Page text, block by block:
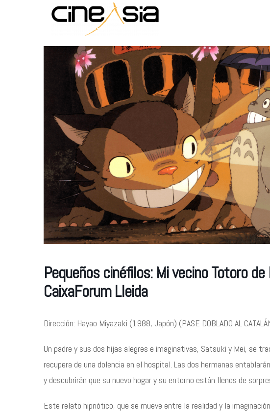
Pequeños cinéfilos: Mi vecino Totoro
CaixaForum Lleida
Dirección: Hayao Miyazaki (1988, Japón) (PASE DOBLADO AL
Un padre y sus dos hijas alegres e imaginativas, Satsuki y Mei, se
recupera de una dolencia en el hospital. Las dos hermanas
y descubrirán que su nuevo hogar y su entorno están llenos de
Este relato hipnótico, que se mueve entre la realidad y la